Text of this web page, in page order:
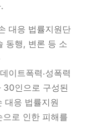
대응 법률지원단
동행, 변론 등 소
이트폭력‧성폭력
30인으로 구성된
대응 법률지원
으로 인한 피해를